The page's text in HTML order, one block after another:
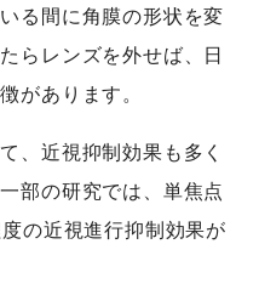
る間に角膜の形状を変
らレンズを外せば、日
があります。
、近視抑制効果も多く
部の研究では、単焦点
の近視進行抑制効果が